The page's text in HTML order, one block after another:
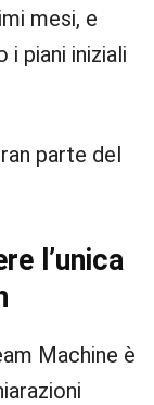
mesi, e
piani iniziali
parte del
l’unica
Machine è